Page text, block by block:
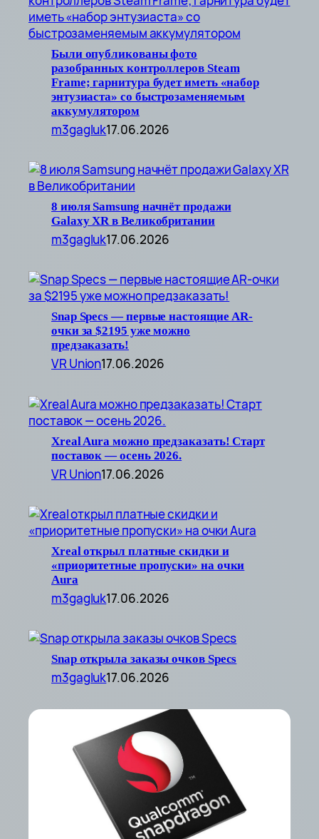
Были опубликованы фото
разобранных контроллеров Steam
Frame; гарнитура будет иметь «набор
энтузиаста» со быстрозаменяемым
аккумулятором
m3gagluk17.06.2026
8 июля Samsung начнёт продажи
Galaxy XR в Великобритании
m3gagluk17.06.2026
Snap Specs — первые настоящие AR-
очки за $2195 уже можно
предзаказать!
VR Union17.06.2026
Xreal Aura можно предзаказать! Старт
поставок — осень 2026.
VR Union17.06.2026
Xreal открыл платные скидки и
«приоритетные пропуски» на очки
Aura
m3gagluk17.06.2026
Snap открыла заказы очков Specs
m3gagluk17.06.2026